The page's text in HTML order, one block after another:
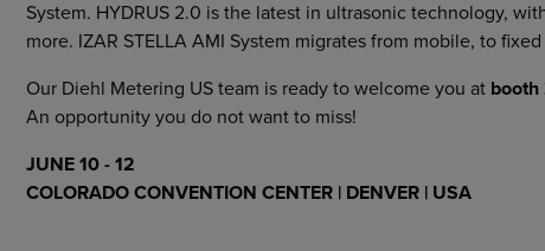
System. HYDRUS 2.0 is the latest in ultrasonic technology,
more. IZAR STELLA AMI System migrates from mobile, to
Our Diehl Metering US team is ready to welcome you at
An opportunity you do not want to miss!
JUNE 10 - 12
COLORADO CONVENTION CENTER | DENVER | USA